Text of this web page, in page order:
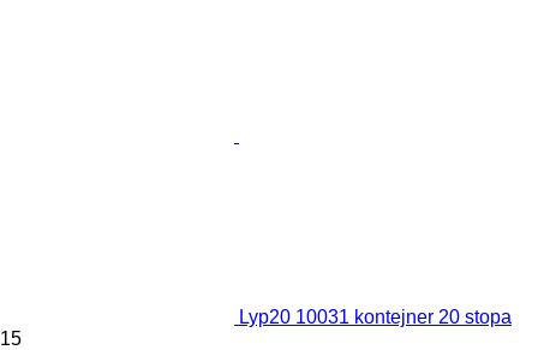
Lyp20 10031 kontejner 20 stopa
15